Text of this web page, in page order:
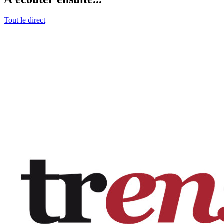
Tout le direct